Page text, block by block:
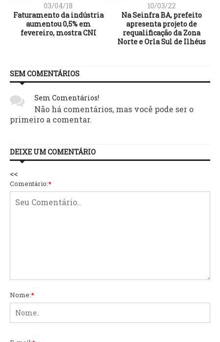
03/04/18
Faturamento da indústria
aumentou 0,5% em
fevereiro, mostra CNI
10/03/22
Na Seinfra BA, prefeito
apresenta projeto de
requalificação da Zona
Norte e Orla Sul de Ilhéus
SEM COMENTÁRIOS
Sem Comentários!
Não há comentários, mas você pode ser o
primeiro a comentar.
DEIXE UM COMENTÁRIO
<<
Comentário:*
Nome:*